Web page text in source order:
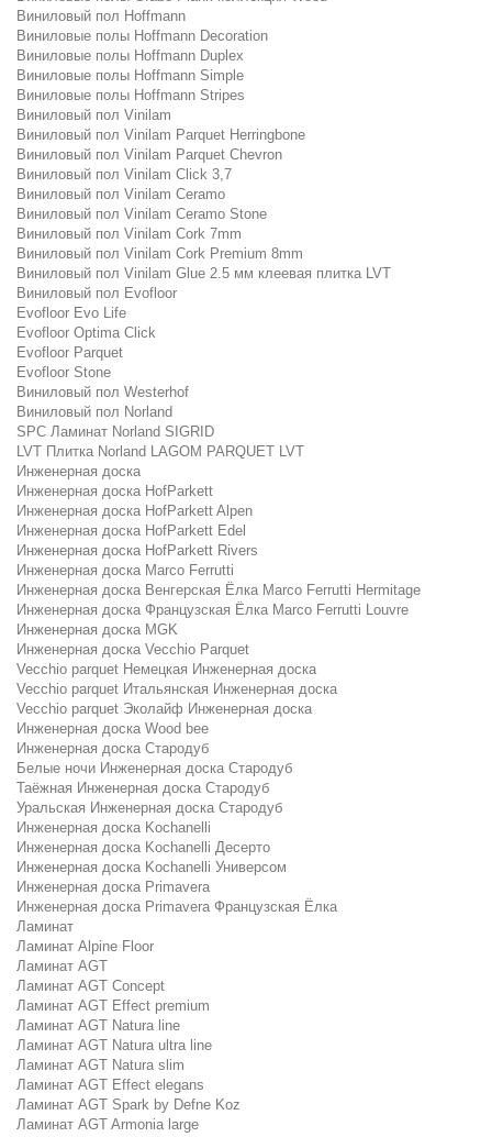
Виниловый пол Hoffmann
Виниловые полы Hoffmann Decoration
Виниловые полы Hoffmann Duplex
Виниловые полы Hoffmann Simple
Виниловые полы Hoffmann Stripes
Виниловый пол Vinilam
Виниловый пол Vinilam Parquet Herringbone
Виниловый пол Vinilam Parquet Chevron
Виниловый пол Vinilam Click 3,7
Виниловый пол Vinilam Ceramo
Виниловый пол Vinilam Ceramo Stone
Виниловый пол Vinilam Cork 7mm
Виниловый пол Vinilam Cork Premium 8mm
Виниловый пол Vinilam Glue 2.5 мм клеевая плитка LVT
Виниловый пол Evofloor
Evofloor Evo Life
Evofloor Optima Click
Evofloor Parquet
Evofloor Stone
Виниловый пол Westerhof
Виниловый пол Norland
SPC Ламинат Norland SIGRID
LVT Плитка Norland LAGOM PARQUET LVT
Инженерная доска
Инженерная доска HofParkett
Инженерная доска HofParkett Alpen
Инженерная доска HofParkett Edel
Инженерная доска HofParkett Rivers
Инженерная доска Marco Ferrutti
Инженерная доска Венгерская Ёлка Marco Ferrutti Hermitage
Инженерная доска Французская Ёлка Marco Ferrutti Louvre
Инженерная доска MGK
Инженерная доска Vecchio Parquet
Vecchio parquet Немецкая Инженерная доска
Vecchio parquet Итальянская Инженерная доска
Vecchio parquet Эколайф Инженерная доска
Инженерная доска Wood bee
Инженерная доска Стародуб
Белые ночи Инженерная доска Стародуб
Таёжная Инженерная доска Стародуб
Уральская Инженерная доска Стародуб
Инженерная доска Kochanelli
Инженерная доска Kochanelli Десерто
Инженерная доска Kochanelli Универсом
Инженерная доска Primavera
Инженерная доска Primavera Французская Ёлка
Ламинат
Ламинат Alpine Floor
Ламинат AGT
Ламинат AGT Concept
Ламинат AGT Effect premium
Ламинат AGT Natura line
Ламинат AGT Natura ultra line
Ламинат AGT Natura slim
Ламинат AGT Effect elegans
Ламинат AGT Spark by Defne Koz
Ламинат AGT Armonia large